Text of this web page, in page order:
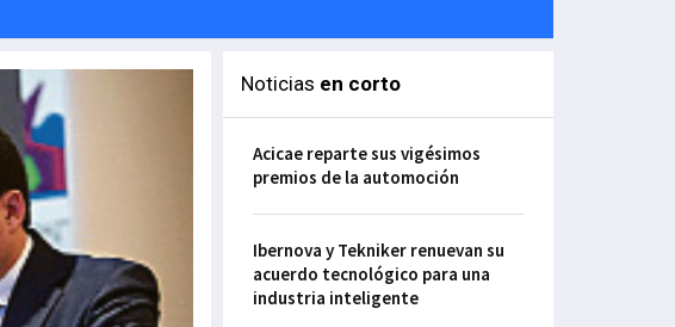
Noticias en corto
Acicae reparte sus vigésimos
premios de la automoción
Ibernova y Tekniker renuevan su
acuerdo tecnológico para una
industria inteligente